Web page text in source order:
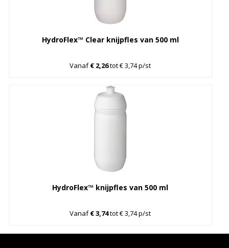
HydroFlex™ Clear knijpfles van 500 ml
Vanaf€ 2,26tot € 3,74 p/st
HydroFlex™ knijpfles van 500 ml
Vanaf€ 3,74tot € 3,74 p/st